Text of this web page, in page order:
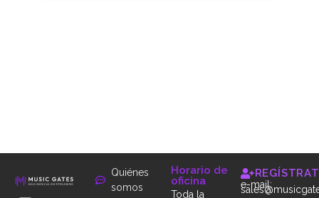
Quiénes
somos
Horario de
oficina
Toda la
e-mail: